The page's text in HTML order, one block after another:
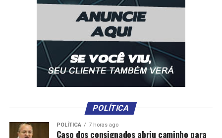
POLÍTICA
POLÍTICA 7 horas ago
Caso dos consignados abriu caminho para